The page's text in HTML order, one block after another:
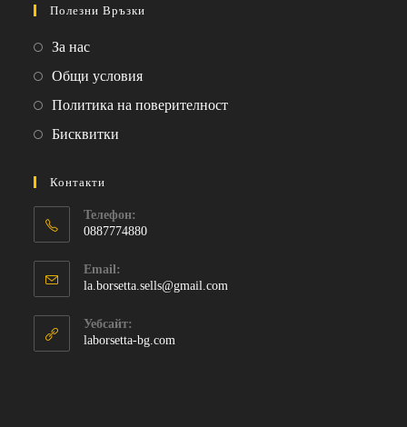
in
new
tab
in
tab
Полезни Връзки
За насOpens
new
tab
Общи условияOpens
Политика на поверителностOpens
Бисквитки
tab
Контакти
Телефон:
0887774880
in
application
Email:
la.borsetta.sells@gmail.com
Уебсайт:
laborsetta-bg.com